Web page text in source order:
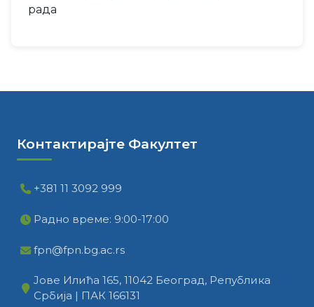
рада
Контактирајте Факултет
+381 11 3092 999
Радно време: 9:00-17:00
fpn@fpn.bg.ac.rs
Јове Илића 165, 11042 Београд, Република
Србија | ПАК 166131